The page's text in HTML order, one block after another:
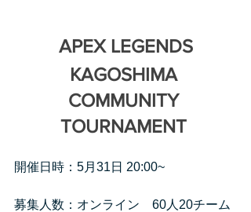
APEX LEGENDS
KAGOSHIMA
COMMUNITY
TOURNAMENT
開催日時：5月31日 20:00~
募集人数：オンライン　60人20チーム